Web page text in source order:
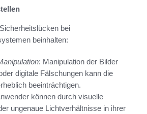
bei
beinhalten:
: Manipulation der Bilder
digitale Fälschungen kann die
beeinträchtigen.
können durch visuelle
ungenaue Lichtverhältnisse in ihrer